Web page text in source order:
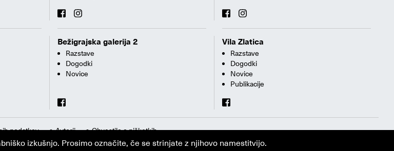
Bežigrajska galerija 2
Razstave
Dogodki
Novice
Vila Zlatica
Razstave
Dogodki
Novice
Publikacije
podatkov Avtorji Obvestilo o piškotkih
izkušnjo. Prosimo označite, če se strinjate z njihovo namestitvijo.